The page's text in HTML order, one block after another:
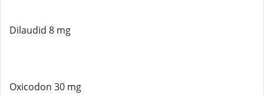
Dilaudid 8 mg
Oxicodon 30 mg